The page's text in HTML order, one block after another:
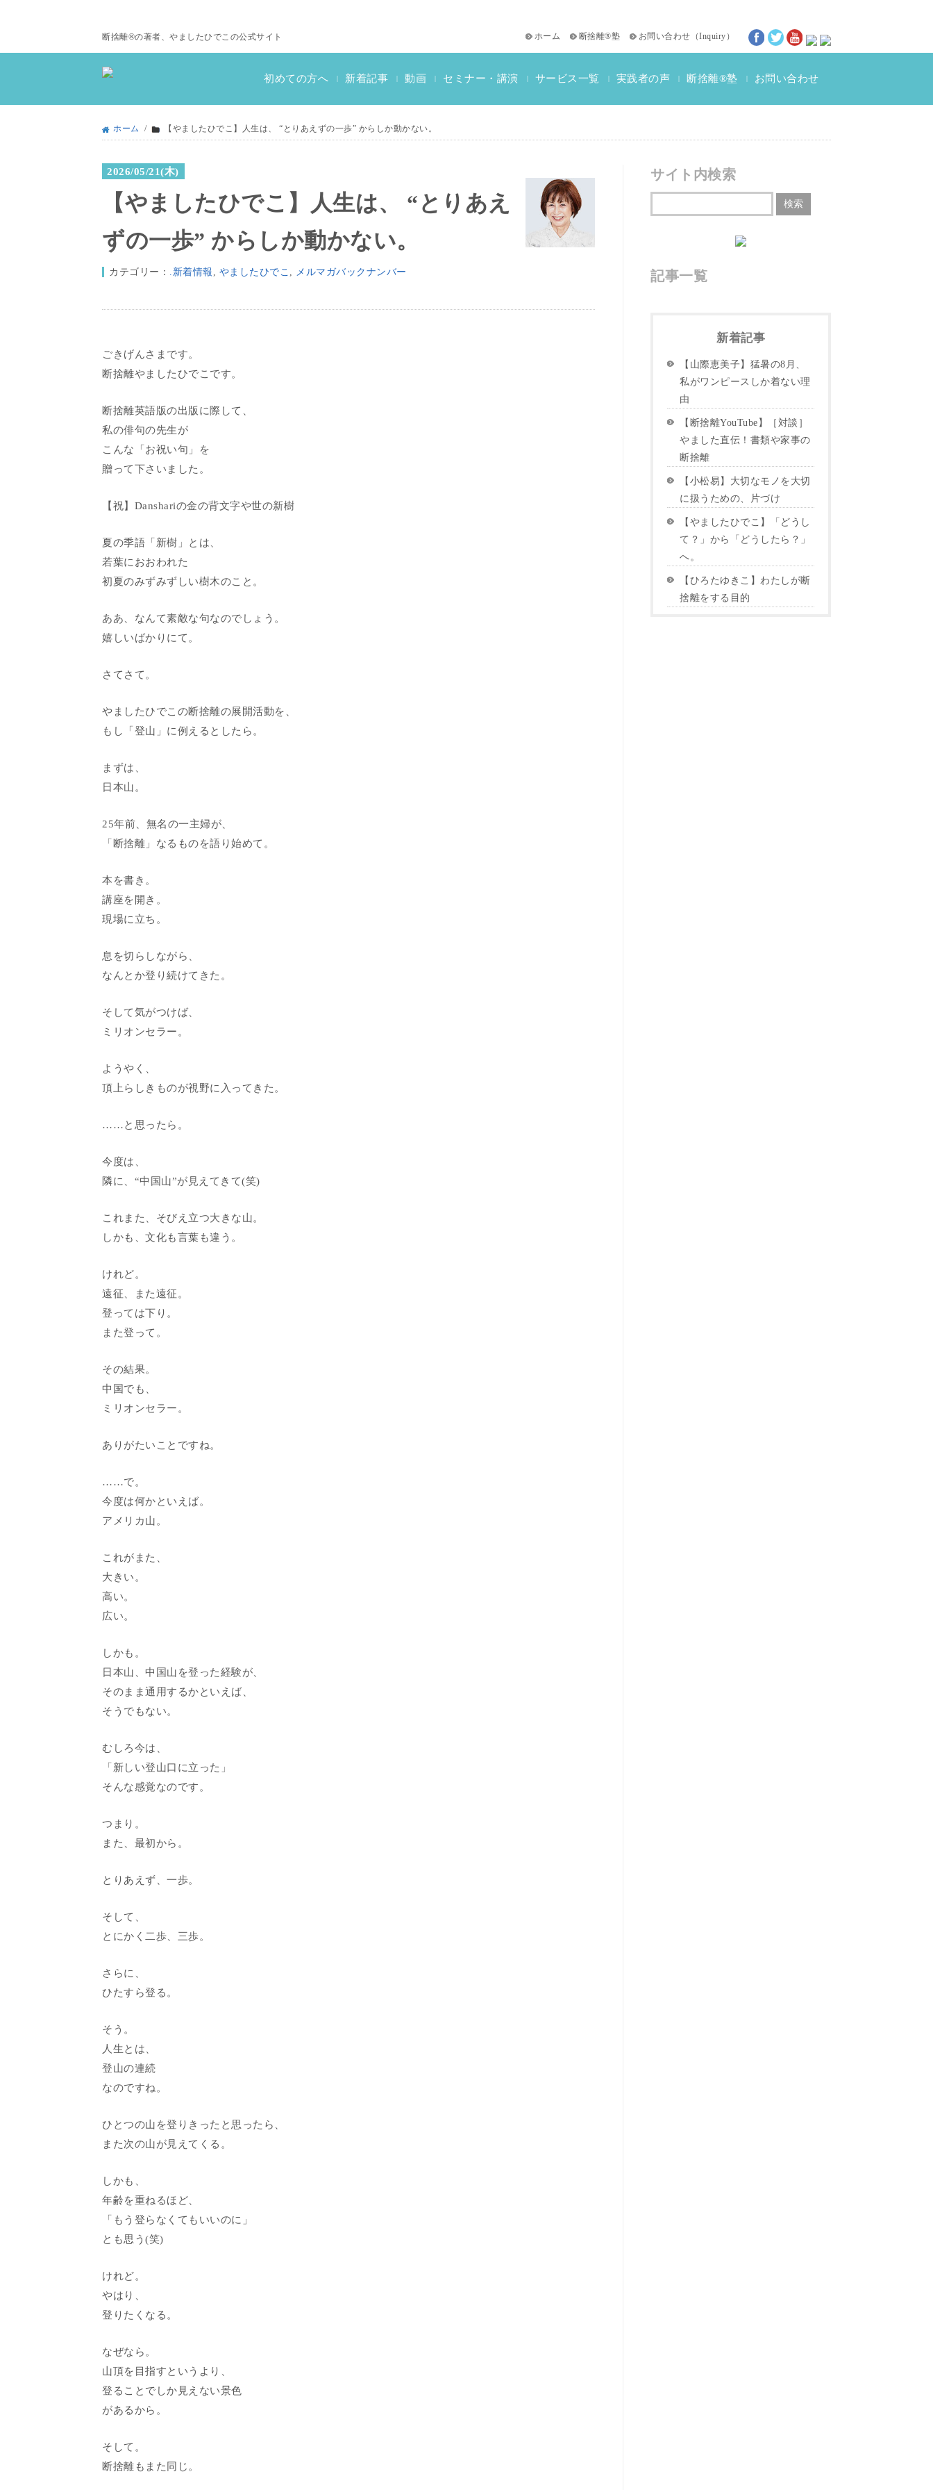
断捨離®の著者、やましたひでこの公式サイト ホーム 断捨離®塾 お問い合わせ （Inquiry ）
初めての方へ | 新着記事 | 動画 | セミナー・講演 | サービス一覧
おススメ書籍
教材一覧
断捨離検定情報
| 実践者の声
断捨離®体験談
動画インタビュー
| 断捨離®塾 | お問い合わせ
ホーム / 【やましたひでこ】人生は、 “とりあえずの一歩” からしか動かない。
2026/05/21(木)
【やましたひでこ】人生は、 “とりあえ
ずの一歩” からしか動かない。
カテゴリー： .新着情報 , やましたひでこ , メルマガバックナンバー
ごきげんさまです。
断捨離やましたひでこです。
断捨離英語版の出版に際して、
私の俳句の先生が
こんな「お祝い句」を
贈って下さいました。
【祝】Danshariの金の背文字や世の新樹
夏の季語「新樹」とは、
若葉におおわれた
初夏のみずみずしい樹木のこと。
ああ、なんて素敵な句なのでしょう。
嬉しいばかりにて。
さてさて。
やましたひでこの断捨離の展開活動を、
もし「登山」に例えるとしたら。
まずは、
日本山。
25年前、無名の一主婦が、
「断捨離」なるものを語り始めて。
本を書き。
講座を開き。
現場に立ち。
息を切らしながら、
なんとか登り続けてきた。
そして気がつけば、
ミリオンセラー。
ようやく、
頂上らしきものが視野に入ってきた。
……と思ったら。
今度は、
隣に、“中国山”が見えてきて(笑)
これまた、そびえ立つ大きな山。
しかも、文化も言葉も違う。
けれど。
遠征、また遠征。
登っては下り。
また登って。
その結果。
中国でも、
ミリオンセラー。
ありがたいことですね。
……で。
今度は何かといえば。
アメリカ山。
これがまた、
大きい。
高い。
広い。
しかも。
日本山、中国山を登った経験が、
そのまま通用するかといえば、
そうでもない。
むしろ今は、
「新しい登山口に立った」
そんな感覚なのです。
つまり。
また、最初から。
とりあえず、一歩。
そして、
とにかく二歩、三歩。
さらに、
ひたすら登る。
そう。
人生とは、
登山の連続
なのですね。
ひとつの山を登りきったと思ったら、
また次の山が見えてくる。
しかも、
年齢を重ねるほど、
「もう登らなくてもいいのに」
とも思う(笑)
けれど。
やはり、
登りたくなる。
なぜなら。
山頂を目指すというより、
登ることでしか見えない景色
があるから。
そして。
断捨離もまた同じ。
サイト内検索
記事一覧
新着記事
【山際恵美子】猛暑の8月、
私がワンピースしか着ない理
由
【断捨離YouTube】［対談］
やました直伝！書類や家事の
断捨離
【小松易】大切なモノを大切
に扱うための、片づけ
【やましたひでこ】「どうし
て？」から「どうしたら？」
へ。
【ひろたゆきこ】わたしが断
捨離をする目的